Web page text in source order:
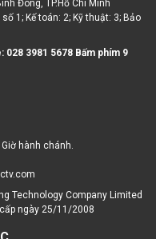
1; Kế toán: 2; Kỹ thuật: 3; Bảo
cấp ngày 25/11/2008